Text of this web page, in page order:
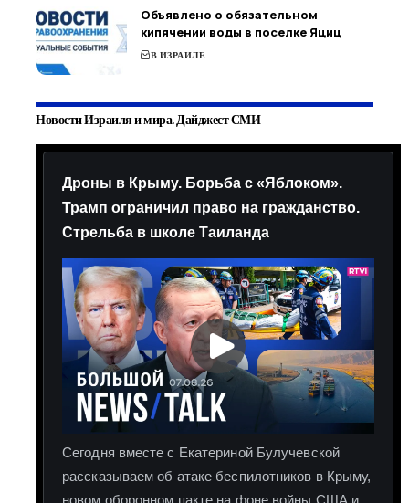
Объявлено о обязательном
кипячении воды в поселке Яциц
В ИЗРАИЛЕ
Новости Израиля и мира. Дайджест СМИ